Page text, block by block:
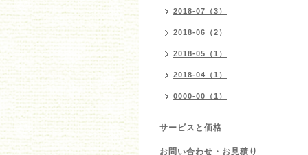
2018-07（3）
2018-06（2）
2018-05（1）
2018-04（1）
0000-00（1）
サービスと価格
お問い合わせ・お見積り